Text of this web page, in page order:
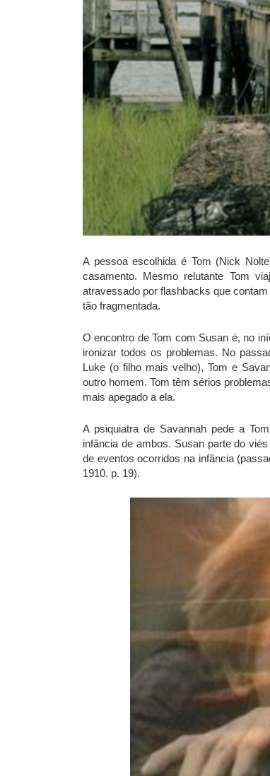
A pessoa escolhida é Tom (Nick
casamento. Mesmo relutante Tom
atravessado por flashbacks que
tão fragmentada.
O encontro de Tom com Susan é, no
ironizar todos os problemas. No
Luke (o filho mais velho), Tom e
outro homem. Tom têm sérios
mais apegado a ela.
A psiquiatra de Savannah pede a
infância de ambos. Susan parte do
de eventos ocorridos na infância
1910. p. 19).